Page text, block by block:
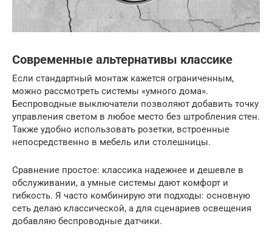
Современные альтернативы классике
Если стандартный монтаж кажется ограниченным,
можно рассмотреть системы «умного дома».
Беспроводные выключатели позволяют добавить точку
управления светом в любое место без штробления стен.
Также удобно использовать розетки, встроенные
непосредственно в мебель или столешницы.
Сравнение простое: классика надежнее и дешевле в
обслуживании, а умные системы дают комфорт и
гибкость. Я часто комбинирую эти подходы: основную
сеть делаю классической, а для сценариев освещения
добавляю беспроводные датчики.